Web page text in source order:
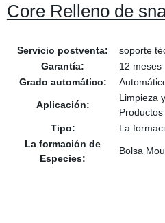
Core Relleno de
Servicio postventa:
soporte
Garantía:
12 meses
Grado automático:
Aplicación:
Limpieza
Tipo:
La
La formación de
Especies:
Bolsa